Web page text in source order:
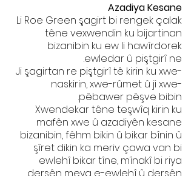
Azadiya Kesane
Li Roe Green şagirt bi rengek çalak
têne vexwendin ku bijartinan
bizanibin ku ew li hawîrdorek
ewledar û piştgirî ne.
Ji şagirtan re piştgirî tê kirin ku xwe-
naskirin, xwe-rûmet û ji xwe-
pêbawer pêşve bibin.
Xwendekar têne teşwîq kirin ku
mafên xwe û azadiyên kesane
bizanibin, fêhm bikin û bikar bînin û
şîret dikin ka meriv çawa van bi
ewlehî bikar tîne, mînakî bi riya